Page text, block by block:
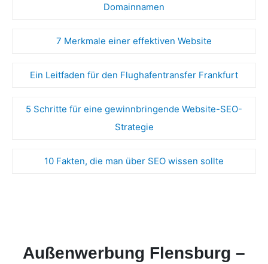
Domainnamen
7 Merkmale einer effektiven Website
Ein Leitfaden für den Flughafentransfer Frankfurt
5 Schritte für eine gewinnbringende Website-SEO-
Strategie
10 Fakten, die man über SEO wissen sollte
Außenwerbung Flensburg –